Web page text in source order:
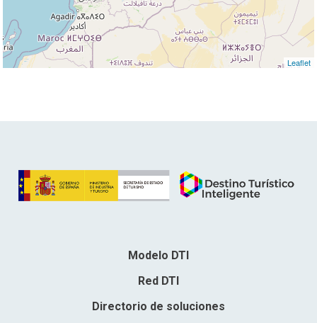
Leaflet
Modelo DTI
Red DTI
Directorio de soluciones